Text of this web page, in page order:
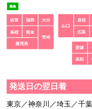
発送日の翌日着
東京／神奈川／埼玉／千